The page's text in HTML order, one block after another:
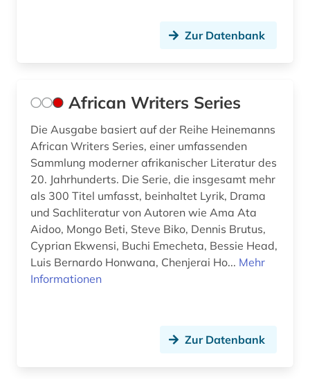
deutschland (14)
deutschland vereinigung sprache
kommunikation bibliographie (1)
dialekt (6)
dichtung (1)
didaktik (1)
Zur Datenbank
African Writers Series
Die Ausgabe basiert auf der Reihe Heinemanns
African Writers Series, einer umfassenden
Sammlung moderner afrikanischer Literatur des
20. Jahrhunderts. Die Serie, die insgesamt mehr
als 300 Titel umfasst, beinhaltet Lyrik, Drama
und Sachliteratur von Autoren wie Ama Ata
Aidoo, Mongo Beti, Steve Biko, Dennis Brutus,
Cyprian Ekwensi, Buchi Emecheta, Bessie Head,
Luis Bernardo Honwana, Chenjerai Ho... Mehr
Informationen
Zur Datenbank